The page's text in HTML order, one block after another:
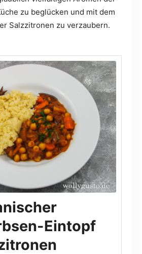
zu beglücken und mit dem
Salzzitronen zu verzaubern.
Eintopf